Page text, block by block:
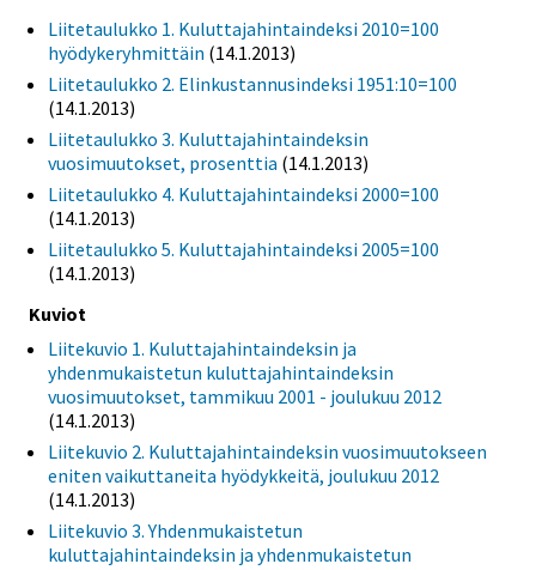
Liitetaulukko 1. Kuluttajahintaindeksi 2010=100
hyödykeryhmittäin (14.1.2013)
Liitetaulukko 2. Elinkustannusindeksi 1951:10=100
(14.1.2013)
Liitetaulukko 3. Kuluttajahintaindeksin
vuosimuutokset, prosenttia (14.1.2013)
Liitetaulukko 4. Kuluttajahintaindeksi 2000=100
(14.1.2013)
Liitetaulukko 5. Kuluttajahintaindeksi 2005=100
(14.1.2013)
Kuviot
Liitekuvio 1. Kuluttajahintaindeksin ja
yhdenmukaistetun kuluttajahintaindeksin
vuosimuutokset, tammikuu 2001 - joulukuu 2012
(14.1.2013)
Liitekuvio 2. Kuluttajahintaindeksin vuosimuutokseen
eniten vaikuttaneita hyödykkeitä, joulukuu 2012
(14.1.2013)
Liitekuvio 3. Yhdenmukaistetun
kuluttajahintaindeksin ja yhdenmukaistetun